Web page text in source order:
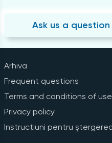
Ask us a question
Arhiva
Frequent questions
Terms and conditions of
Privacy policy
Instrucțiuni pentru